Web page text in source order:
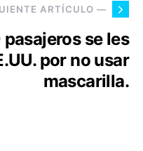
ARTÍCULO —
se les
por no usar
mascarilla.